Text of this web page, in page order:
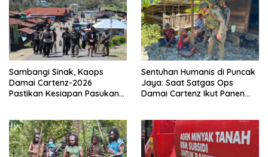
Sambangi Sinak, Kaops
Damai Cartenz-2026
Pastikan Kesiapan Pasukan
Sentuhan Humanis di Puncak
Jaya: Saat Satgas Ops
Damai Cartenz Ikut Panen